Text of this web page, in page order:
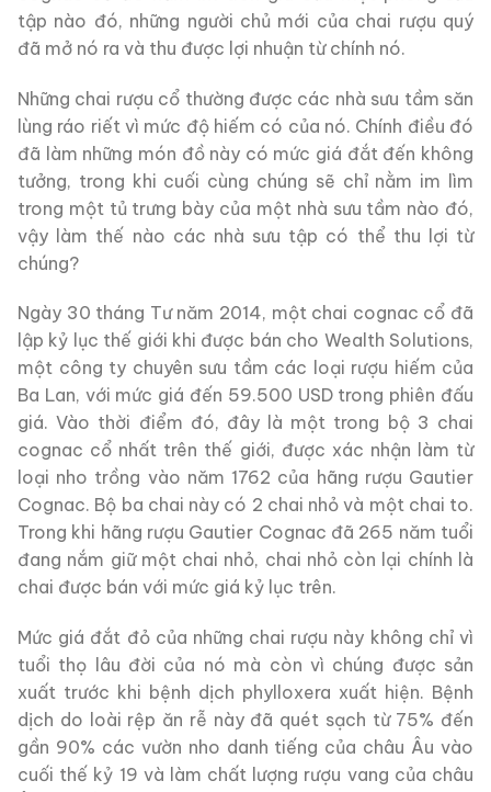
tập nào đó, những người chủ mới của chai rượu quý
đã mở nó ra và thu được lợi nhuận từ chính nó.
Những chai rượu cổ thường được các nhà sưu tầm săn
lùng ráo riết vì mức độ hiếm có của nó. Chính điều đó
đã làm những món đồ này có mức giá đắt đến không
tưởng, trong khi cuối cùng chúng sẽ chỉ nằm im lìm
trong một tủ trưng bày của một nhà sưu tầm nào đó,
vậy làm thế nào các nhà sưu tập có thể thu lợi từ
chúng?
Ngày 30 tháng Tư năm 2014, một chai cognac cổ đã
lập kỷ lục thế giới khi được bán cho Wealth Solutions,
một công ty chuyên sưu tầm các loại rượu hiếm của
Ba Lan, với mức giá đến 59.500 USD trong phiên đấu
giá. Vào thời điểm đó, đây là một trong bộ 3 chai
cognac cổ nhất trên thế giới, được xác nhận làm từ
loại nho trồng vào năm 1762 của hãng rượu Gautier
Cognac. Bộ ba chai này có 2 chai nhỏ và một chai to.
Trong khi hãng rượu Gautier Cognac đã 265 năm tuổi
đang nắm giữ một chai nhỏ, chai nhỏ còn lại chính là
chai được bán với mức giá kỷ lục trên.
Mức giá đắt đỏ của những chai rượu này không chỉ vì
tuổi thọ lâu đời của nó mà còn vì chúng được sản
xuất trước khi bệnh dịch phylloxera xuất hiện. Bệnh
dịch do loài rệp ăn rễ này đã quét sạch từ 75% đến
gần 90% các vườn nho danh tiếng của châu Âu vào
cuối thế kỷ 19 và làm chất lượng rượu vang của châu